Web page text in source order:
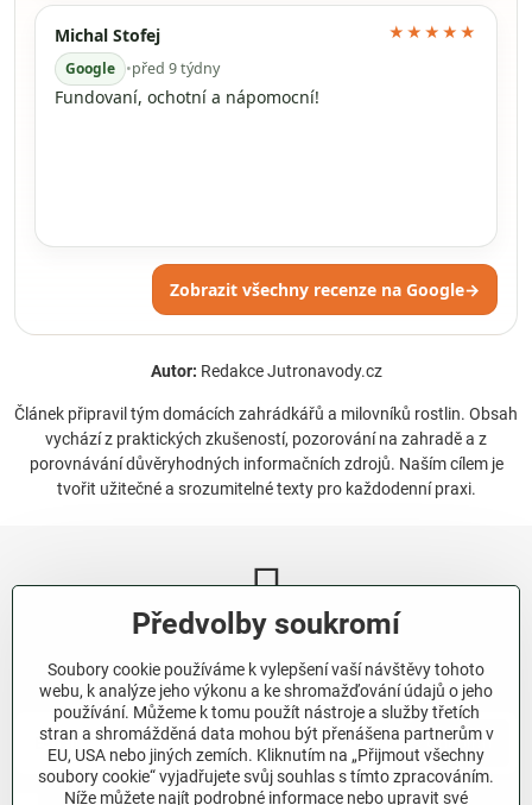
Michal Stofej
Google •před 9 týdny
★★★★★
Fundovaní, ochotní a nápomocní!
Zobrazit všechny recenze na Google→
Autor: Redakce Jutronavody.cz
Článek připravil tým domácích zahrádkářů a milovníků rostlin. Obsah
vychází z praktických zkušeností, pozorování na zahradě a z
porovnávání důvěryhodných informačních zdrojů. Naším cílem je
tvořit užitečné a srozumitelné texty pro každodenní praxi.
Newsletter
Odebírat naše novinky:
Odebírat
Předvolby soukromí
Soubory cookie používáme k vylepšení vaší návštěvy tohoto
webu, k analýze jeho výkonu a ke shromažďování údajů o jeho
používání. Můžeme k tomu použít nástroje a služby třetích
stran a shromážděná data mohou být přenášena partnerům v
EU, USA nebo jiných zemích. Kliknutím na „Přijmout všechny
soubory cookie“ vyjadřujete svůj souhlas s tímto zpracováním.
Níže můžete najít podrobné informace nebo upravit své